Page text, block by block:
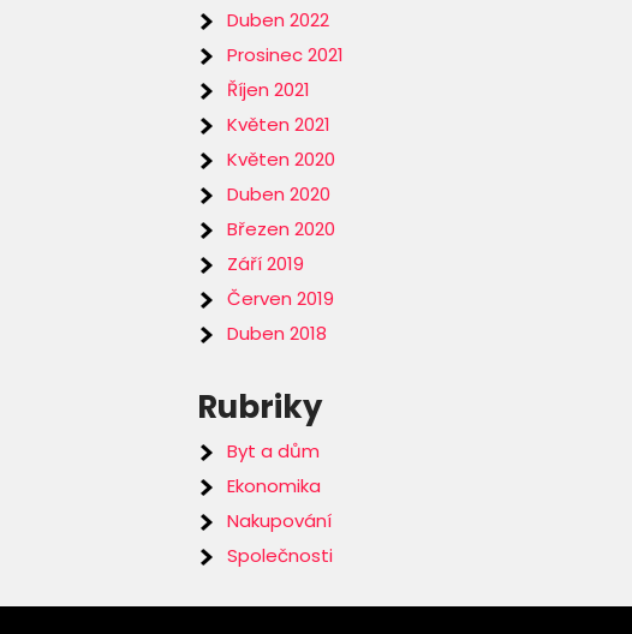
Duben 2022
Prosinec 2021
Říjen 2021
Květen 2021
Květen 2020
Duben 2020
Březen 2020
Září 2019
Červen 2019
Duben 2018
Rubriky
Byt a dům
Ekonomika
Nakupování
Společnosti